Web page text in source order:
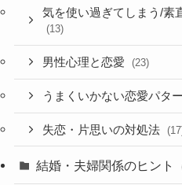
気を使い過ぎてしまう/素
(13)
男性心理と恋愛 (23)
うまくいかない恋愛パタ
失恋・片思いの対処法
結婚・夫婦関係のヒント